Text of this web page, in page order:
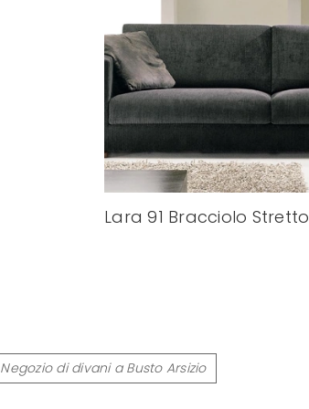
Lara 91 Bracciolo Stretto
Negozio di divani a Busto Arsizio